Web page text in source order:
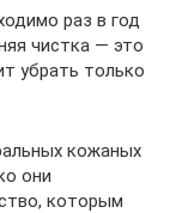
раз в год
чистка — это
убрать только
кожаных
они
которым